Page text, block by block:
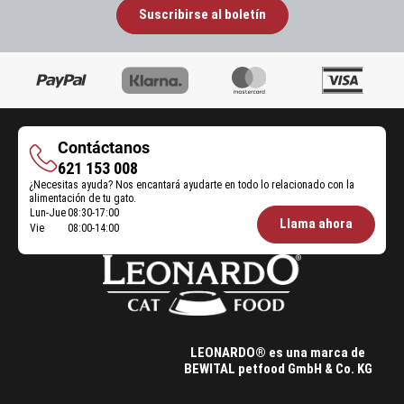
Suscribirse al boletín
Contáctanos
Contáctanos
621 153 008
¿Necesitas ayuda? Nos encantará ayudarte en todo lo relacionado con la
alimentación de tu gato.
Öffnungszeiten
Lun-Jue08:30-17:00
Vie
08:00-14:00 Llama ahora
LEONARDO® es una marca de
BEWITAL petfood GmbH & Co. KG